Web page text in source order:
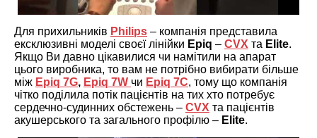
Для прихильників Philips – компанія представила
ексклюзивні моделі своєї лінійки Epiq – CVX та Elite.
Якщо Ви давно цікавилися чи намітили на апарат
цього виробника, то вам не потрібно вибирати більше
між Epiq 7G, Epiq 7W чи Epiq 7C, тому що компанія
чітко поділила потік пацієнтів на тих хто потребує
сердечно-судинних обстежень – CVX та пацієнтів
акушерського та загального профілю – Elite.